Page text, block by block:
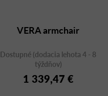
VERA armchair
Dostupné (dodacia lehota 4 - 8
týždňov)
1 339,47 €